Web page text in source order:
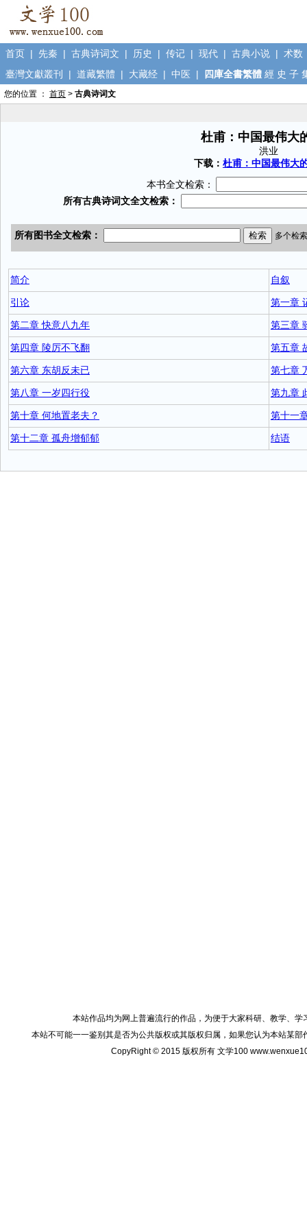
首页 | 先秦 | 古典诗词文 | 历史 | 传记 | 现代 | 古典小说 | 术数
臺灣文獻叢刊
| 道藏繁體 | 大藏经 | 中医 | 四庫全書繁體 經 史 子
您的位置 ： 首页 > 古典诗词文
杜甫：中国最伟大
洪业
下载： 杜甫：中国最伟大
本书全文检索：
简介 自叙
引论 第一章
第二章 快意八九年 第三章
第四章 陵厉不飞翻 第五章
第六章 东胡反未已 第七章
第八章 一岁四行役 第九章
第十章 何地置老夫？ 第十一
第十二章 孤舟增郁郁 结语
本站作品均为网上普遍流行的作品，为便于大家科研、教学、
本站不可能一一鉴别其是否为公共版权或其版权归属，如果您认为本站某
CopyRight © 2015 版权所有 文学100